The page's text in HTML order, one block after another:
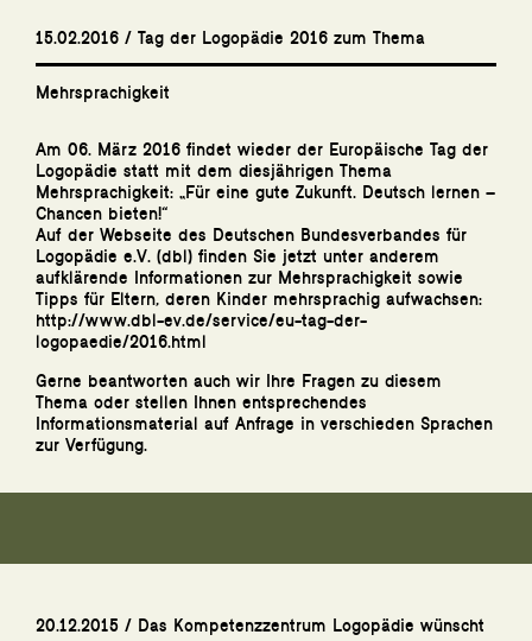
15.02.2016 / Tag der Logopädie 2016 zum Thema
Mehrsprachigkeit
Am 06. März 2016 findet wieder der Europäische Tag der
Logopädie statt mit dem diesjährigen Thema
Mehrsprachigkeit: „Für eine gute Zukunft. Deutsch lernen –
Chancen bieten!“
Auf der Webseite des Deutschen Bundesverbandes für
Logopädie e.V. (dbl) finden Sie jetzt unter anderem
aufklärende Informationen zur Mehrsprachigkeit sowie
Tipps für Eltern, deren Kinder mehrsprachig aufwachsen:
http://www.dbl-ev.de/service/eu-tag-der-
logopaedie/2016.html
Gerne beantworten auch wir Ihre Fragen zu diesem
Thema oder stellen Ihnen entsprechendes
Informationsmaterial auf Anfrage in verschieden Sprachen
zur Verfügung.
20.12.2015 / Das Kompetenzzentrum Logopädie wünscht